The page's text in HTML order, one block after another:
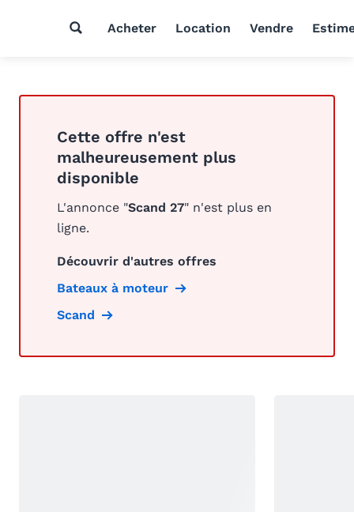
Acheter Location Vendre
Cette offre n'est
malheureusement plus
disponible
L'annonce "Scand 27" n'est plus en
ligne.
Découvrir d'autres offres
Bateaux à moteur
Scand